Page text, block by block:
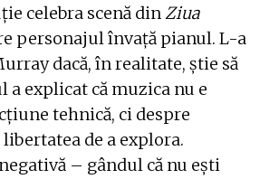
celebra scenă dinZiua
personajul învață pianul. L-a
dacă, în realitate, știe să
a explicat că muzica nu e
tehnică, ci despre
de a explora.
– gândul că nu ești